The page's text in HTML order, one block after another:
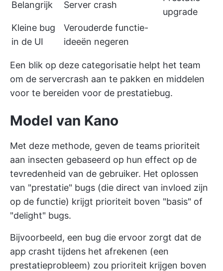
Belangrijk Server crash
upgrade
Kleine bug
in de UI
Verouderde functie-
ideeën negeren
Een blik op deze categorisatie helpt het team
om de servercrash aan te pakken en middelen
voor te bereiden voor de prestatiebug.
Model van Kano
Met deze methode, geven de teams prioriteit
aan insecten gebaseerd op hun effect op de
tevredenheid van de gebruiker. Het oplossen
van "prestatie" bugs (die direct van invloed zijn
op de functie) krijgt prioriteit boven "basis" of
"delight" bugs.
Bijvoorbeeld, een bug die ervoor zorgt dat de
app crasht tijdens het afrekenen (een
prestatieprobleem) zou prioriteit krijgen boven